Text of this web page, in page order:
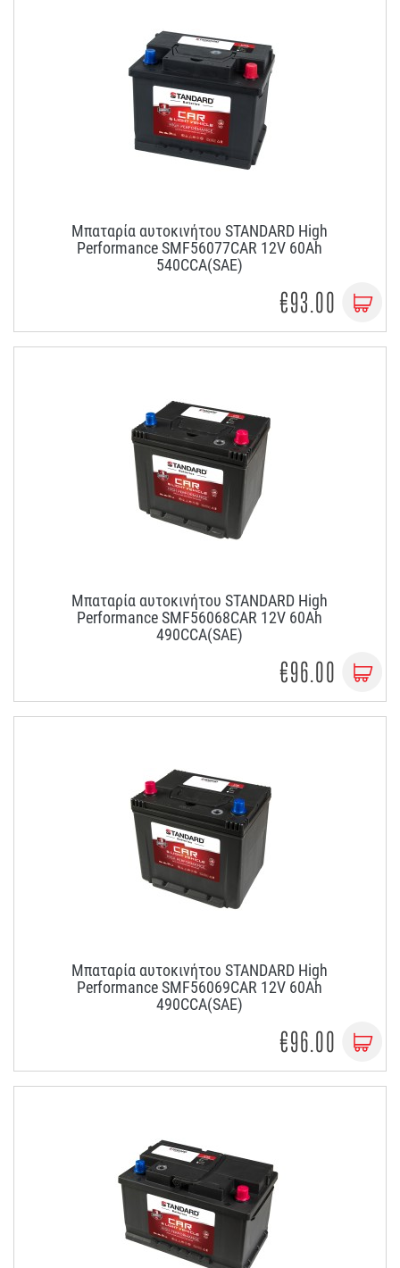
Μπαταρία αυτοκινήτου STANDARD High
Performance SMF56077CAR 12V 60Ah
540CCA(SAE)
€93.00
Μπαταρία αυτοκινήτου STANDARD High
Performance SMF56068CAR 12V 60Ah
490CCA(SAE)
€96.00
Μπαταρία αυτοκινήτου STANDARD High
Performance SMF56069CAR 12V 60Ah
490CCA(SAE)
€96.00